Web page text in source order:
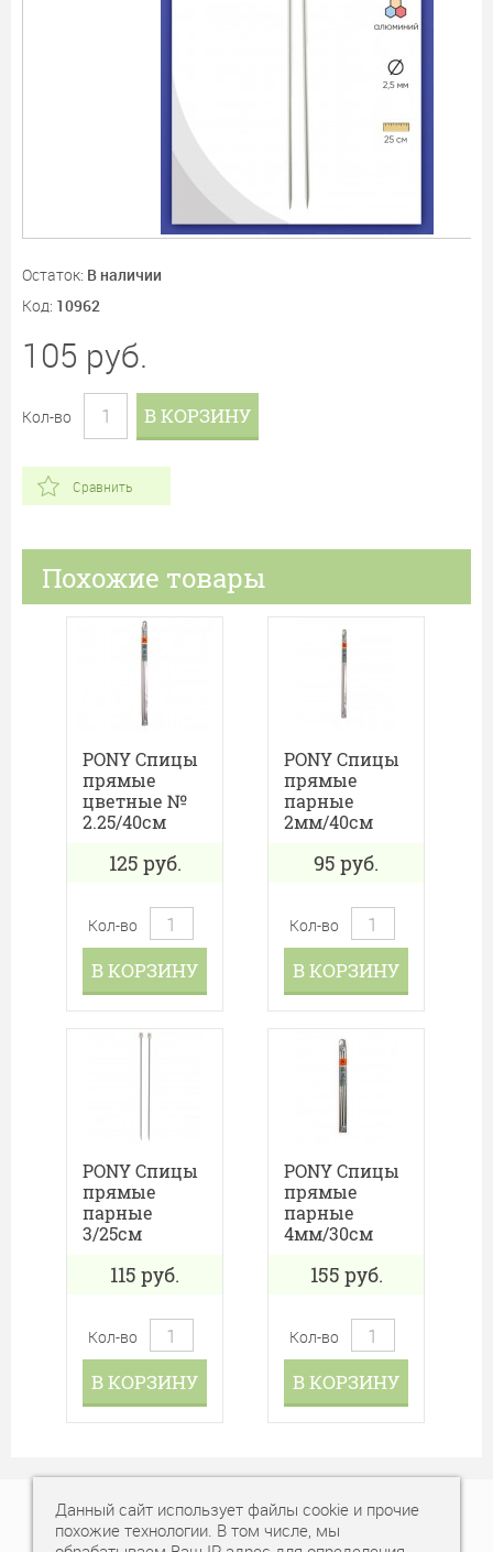
Остаток: В наличии
Код: 10962
105 руб.
Кол-во В КОРЗИНУ
Сравнить
Похожие товары
PONY Спицы
прямые
цветные №
2.25/40см
125 руб.
Кол-во
В КОРЗИНУ
PONY Спицы
прямые
парные
2мм/40см
95 руб.
Кол-во
В КОРЗИНУ
PONY Спицы
прямые
парные
3/25см
115 руб.
Кол-во
В КОРЗИНУ
PONY Спицы
прямые
парные
4мм/30см
155 руб.
Кол-во
В КОРЗИНУ
+7 (343) 378-77-77
Данный сайт использует файлы cookie и прочие
похожие технологии. В том числе, мы